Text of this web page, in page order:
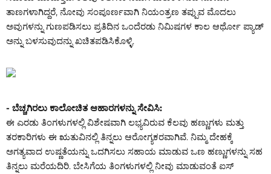
ತಾಣಗಳಾಗಿದ್ದರೆ, ನೋವು ಸಂಪೂರ್ಣವಾಗಿ ನಿಯಂತ್ರಣ ತಪ್ಪುವ ಮೊದಲು
ಅವುಗಳನ್ನು ಗುಣಪಡಿಸಲು ಪ್ರತಿದಿನ ಒಂದೆರಡು ನಿಮಿಷಗಳ ಕಾಲ ಆರ್ಥೋ ಪ್ಯಾಡ್
ಅನ್ನು ಬಳಸುವುದನ್ನು ಖಚಿತಪಡಿಸಿಕೊಳ್ಳಿ.
- ಬೆಚ್ಚಗಿರಲು ಕಾಲೋಚಿತ ಆಹಾರಗಳನ್ನು ಸೇವಿಸಿ:
ಈ ಎರಡು ತಿಂಗಳುಗಳಲ್ಲಿ ವಿಶೇಷವಾಗಿ ಲಭ್ಯವಿರುವ ಕೆಲವು ಹಣ್ಣುಗಳು ಮತ್ತು
ತರಕಾರಿಗಳು ಈ ಋತುವಿನಲ್ಲಿ ತಿನ್ನಲು ಆರೋಗ್ಯಕರವಾಗಿವೆ. ನಿಮ್ಮ ದೇಹಕ್ಕೆ
ಅಗತ್ಯವಾದ ಉಷ್ಣತೆಯನ್ನು ಒದಗಿಸಲು ಸಹಾಯ ಮಾಡುವ ಒಣ ಹಣ್ಣುಗಳನ್ನು ಸಹ
ತಿನ್ನಲು ಮರೆಯದಿರಿ. ಬೇಸಿಗೆಯ ತಿಂಗಳುಗಳಲ್ಲಿ ನೀವು ಮಾಡುವಂತೆ ಐಸ್